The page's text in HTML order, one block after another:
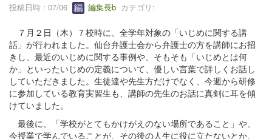
投稿日時 : 07/06 編集長b カテゴリ:
７月２日（木）７校時に、全学年対象の「いじめに関する講
話」が行われました。仙台弁護士会から弁護士の方を講師にお招
きし、最近のいじめに関する事例や、そもそも「いじめとは何
か」といったいじめの定義について、優しい言葉で詳しくお話し
していただきました。生徒達や先生方だけでなく、今週から研修
に参加している教育実習生も、講師の先生のお話に真剣に耳を傾
けていました。
最後に、「学校がとてもかけがえのない場所であること」や、
今授業で学んでいることが、その後の人生に役に立たないとか、